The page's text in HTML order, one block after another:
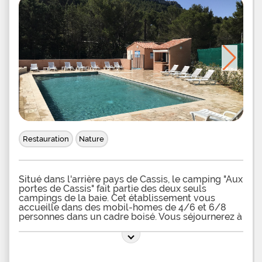
flânez à loisir au sein du port de pêche authentique
et animé aux couleurs pastels et ne manquez pas
d'aller admirer le point de vue incontournable sur
l'horizon bleu du haut de la majestueuse falaise du
Cap
Restauration Nature
Situé dans l'arrière pays de Cassis, le camping "Aux
portes de Cassis" fait partie des deux seuls
campings de la baie. Cet établissement vous
accueille dans des mobil-homes de 4/6 et 6/8
personnes dans un cadre boisé. Vous séjournerez à
de la plage et de son charmant petit port.
L'attraction majeure de ce camping est bien sur les